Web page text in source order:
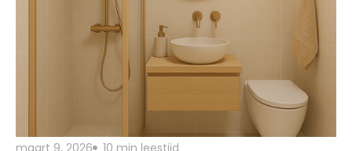
maart 9, 2026 10 min leestijd
Een japandi toilet dat rust en warmte
samenbrengt
Een japandi toilet voelt anders dan een standaard
toiletruimte. Zodra je binnenstapt merk je het al. Het is
rustig, zacht…